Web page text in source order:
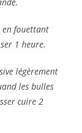
en fouettant
1 heure.
légèrement
les bulles
cuire 2